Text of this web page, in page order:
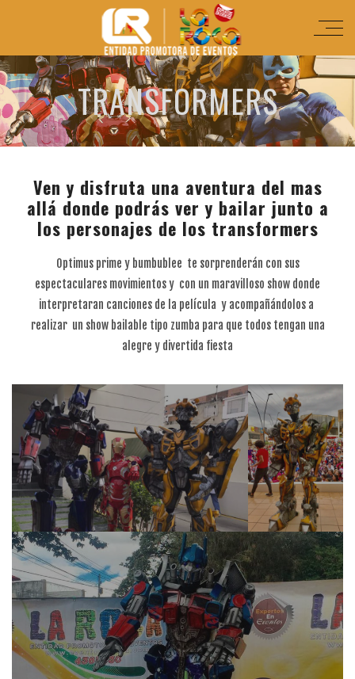
TRANSFORMERS
Ven y disfruta una aventura del mas
allá donde podrás ver y bailar junto a
los personajes de los transformers
Optimus prime y bumbublee te sorprenderán con sus
espectaculares movimientos y con un maravilloso show donde
interpretaran canciones de la película y acompañándolos a
realizar un show bailable tipo zumba para que todos tengan una
alegre y divertida fiesta